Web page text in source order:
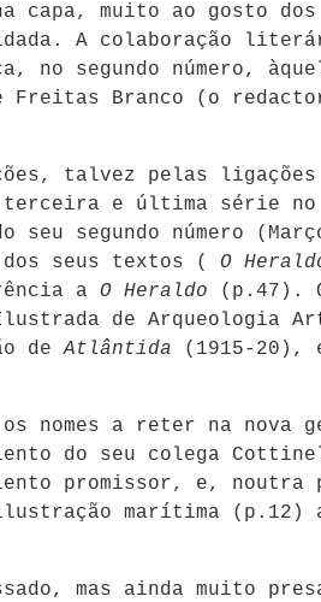
capa, muito ao gosto
A colaboração
no segundo número,
Freitas Branco (o
talvez pelas
e última série no
segundo número
seus textos ( O
a O Heraldo
(p.47).
de Arqueologia
deAtlântida
(1915-20),
nomes a reter na nova
do seu colega
promissor, e, noutra
marítima (p.12)
mas ainda muito